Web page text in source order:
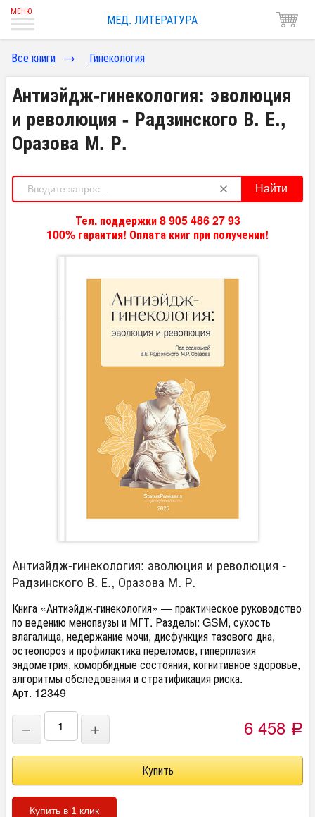
МЕД. ЛИТЕРАТУРА
Все книги → Гинекология
Антиэйдж-гинекология: эволюция
и революция - Радзинского В. Е.,
Оразова М. Р.
Найти
Тел. поддержки 8 905 486 27 93
100% гарантия! Оплата книг при получении!
Антиэйдж-гинекология: эволюция и революция -
Радзинского В. Е., Оразова М. Р.
Книга «Антиэйдж-гинекология» — практическое руководство
по ведению менопаузы и МГТ. Разделы: GSM, сухость
влагалища, недержание мочи, дисфункция тазового дна,
остеопороз и профилактика переломов, гиперплазия
эндометрия, коморбидные состояния, когнитивное здоровье,
алгоритмы обследования и стратификация риска.
Арт. 12349
− + 6 458 Р
Купить в 1 клик